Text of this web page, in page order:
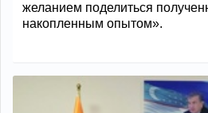
желанием поделиться
накопленным опытом».